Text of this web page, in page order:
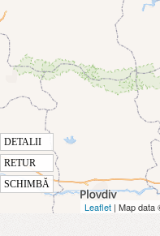
DETALII
RETUR
SCHIMBĂ